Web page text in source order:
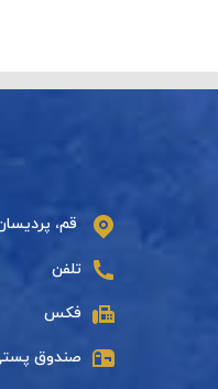
قم،
تلفن
فکس
صندوق